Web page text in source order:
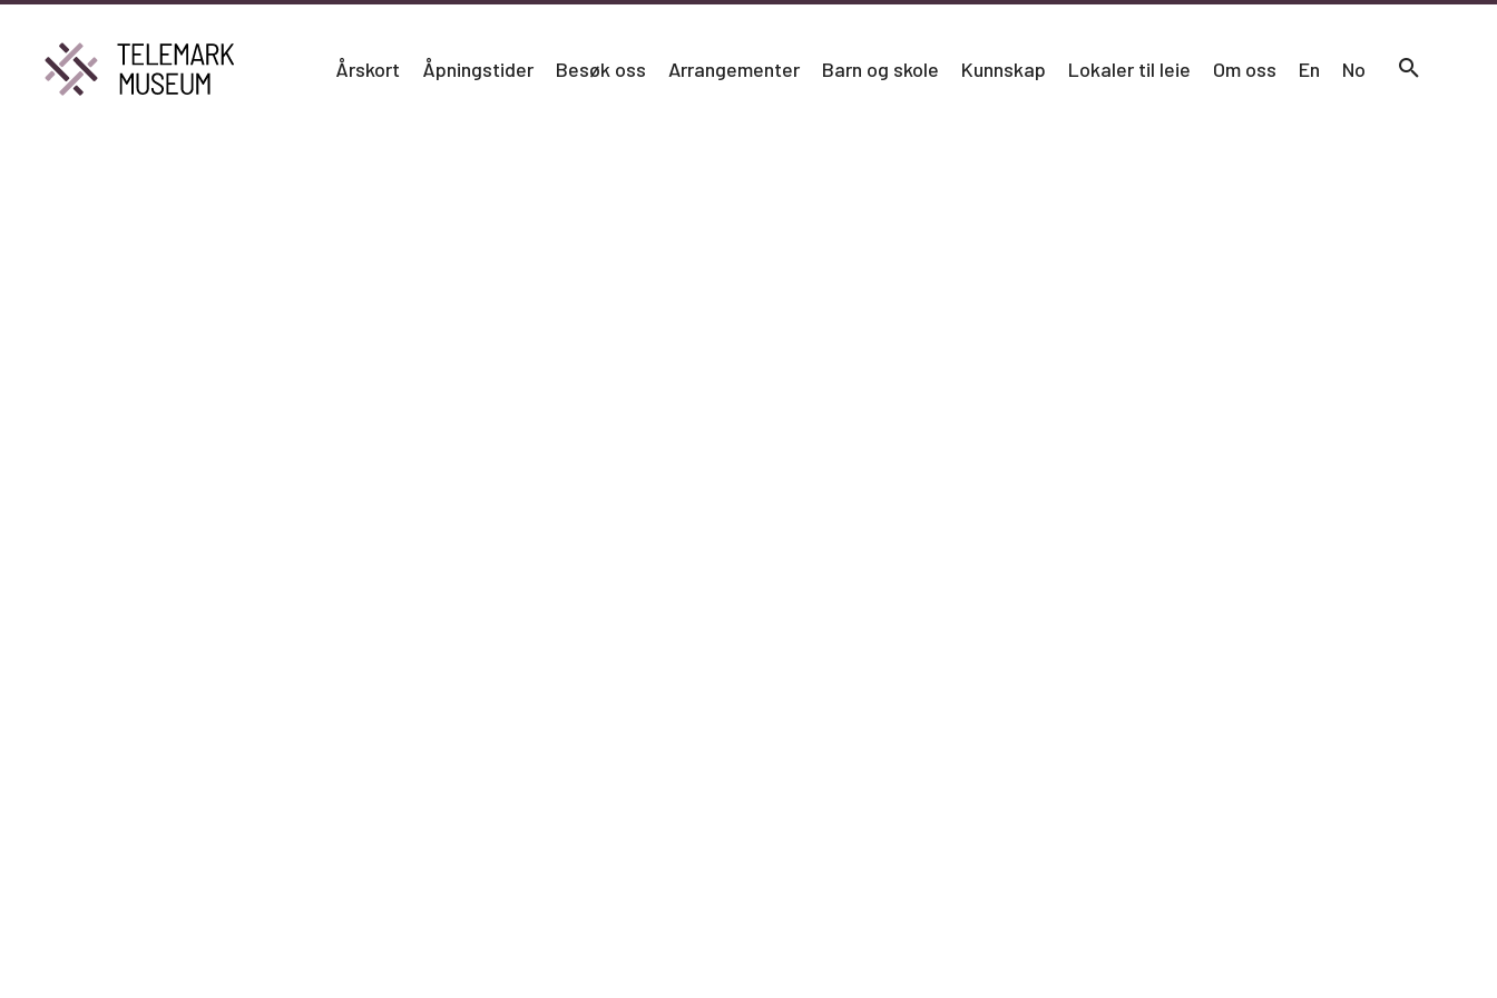
Årskort Åpningstider Besøk oss Arrangementer Barn og skole Kunnskap Lokaler til leie Om oss En No